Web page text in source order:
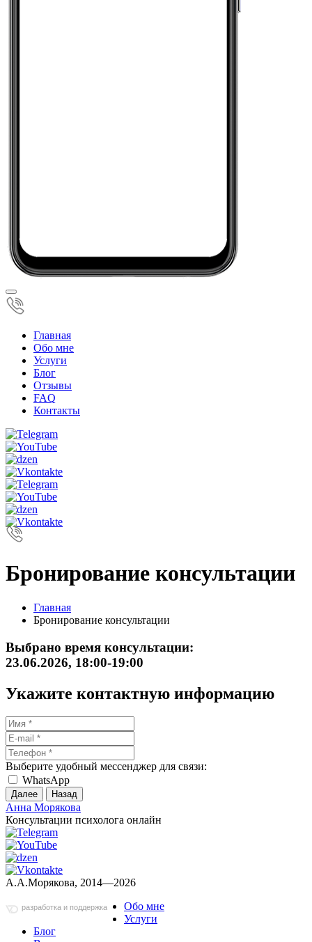
Главная
Обо мне
Услуги
Блог
Отзывы
FAQ
Контакты
Бронирование консультации
Главная
Бронирование консультации
Выбрано время консультации:
23.06.2026, 18:00-19:00
Укажите контактную информацию
Выберите удобный мессенджер для связи:
WhatsApp
Далее Назад
Анна Морякова
Консультации психолога онлайн
А.А.Морякова, 2014—2026
разработка и поддержка
Обо мне
Услуги
Блог